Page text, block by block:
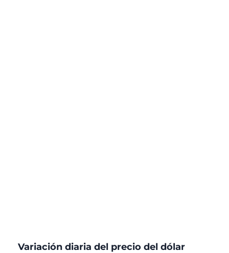
Variación diaria del precio del dólar